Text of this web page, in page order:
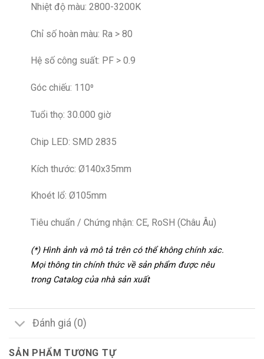
Nhiệt độ màu: 2800-3200K
Chỉ số hoàn màu: Ra > 80
Hệ số công suất: PF > 0.9
Góc chiếu: 110⁰
Tuổi thọ: 30.000 giờ
Chip LED: SMD 2835
Kích thước: Ø140x35mm
Khoét lổ: Ø105mm
Tiêu chuẩn / Chứng nhận: CE, RoSH (Châu Âu)
(*) Hình ảnh và mô tả trên có thể không chính xác.
Mọi thông tin chính thức về sản phẩm được nêu
trong Catalog của nhà sản xuất
Đánh giá (0)
SẢN PHẨM TƯƠNG TỰ